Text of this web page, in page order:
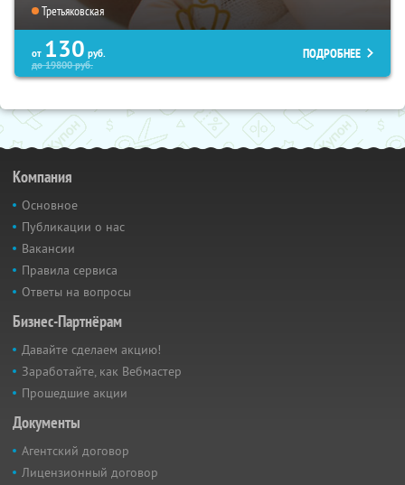
Третьяковская
от 130 руб.
до19800руб.
ПОДРОБНЕЕ
Компания
Основное
Публикации о нас
Вакансии
Правила сервиса
Ответы на вопросы
Бизнес-Партнёрам
Давайте сделаем акцию!
Заработайте, как Вебмастер
Прошедшие акции
Документы
Агентский договор
Лицензионный договор